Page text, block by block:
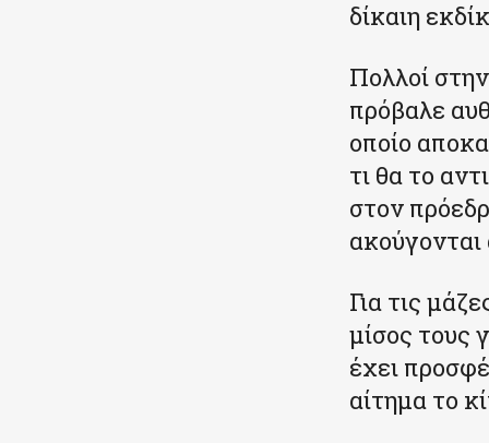
δίκαιη
Πολλοί
πρόβαλε
οποίο
τι θα το
στον
Για τις
μίσος τους
έχει
αίτημα το